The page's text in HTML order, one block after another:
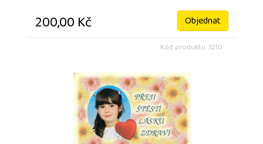
200,00 Kč Objednat
Kód produktu: 3210